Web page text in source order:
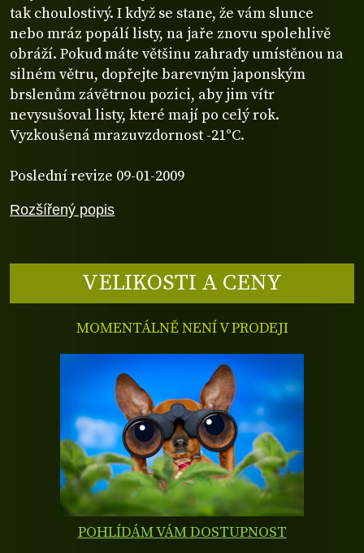
Rozšířený popis
tak choulostivý. I když se stane, že vám slunce
nebo mráz popálí listy, na jaře znovu spolehlivě
obráží. Pokud máte většinu zahrady umístěnou na
silném větru, dopřejte barevným japonským
brslenům závětrnou pozici, aby jim vítr
nevysušoval listy, které mají po celý rok.
Vyzkoušená mrazuvzdornost -21°C.
Poslední revize 09-01-2009
VELIKOSTI A CENY
MOMENTÁLNĚ NENÍ V PRODEJI
POHLÍDÁM VÁM DOSTUPNOST